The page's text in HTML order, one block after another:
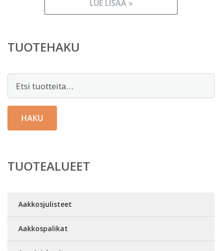
LUE LISÄÄ »
TUOTEHAKU
HAKU
TUOTEALUEET
Aakkosjulisteet
Aakkospalikat